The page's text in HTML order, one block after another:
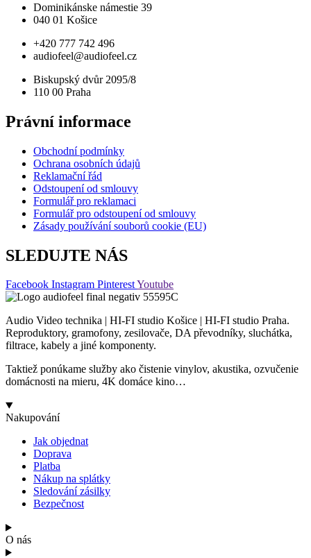
Dominikánske námestie 39
040 01 Košice
+420 777 742 496
audiofeel@audiofeel.cz
Biskupský dvůr 2095/8
110 00 Praha
Právní informace
Obchodní podmínky
Ochrana osobních údajů
Reklamační řád
Odstoupení od smlouvy
Formulář pro reklamaci
Formulář pro odstoupení od smlouvy
Zásady používání souborů cookie (EU)
SLEDUJTE NÁS
Facebook Instagram PinterestYoutube
Audio Video technika | HI-FI studio Košice | HI-FI studio Praha.
Reproduktory, gramofony, zesilovače, DA převodníky, sluchátka,
filtrace, kabely a jiné komponenty.
Taktiež ponúkame služby ako čistenie vinylov, akustika, ozvučenie
domácnosti na mieru, 4K domáce kino…
Nakupování
Jak objednat
Doprava
Platba
Nákup na splátky
Sledování zásilky
Bezpečnost
O nás